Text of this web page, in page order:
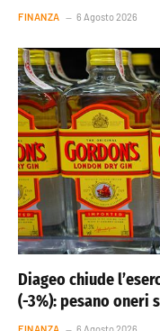
FINANZA 6 Agosto 2026
Diageo chiude
(-3%): pesano oneri